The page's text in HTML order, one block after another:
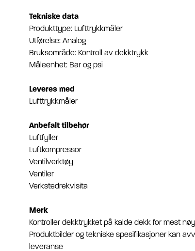
Tekniske data
Produkttype: Lufttrykkmåler
Utførelse: Analog
Bruksområde: Kontroll av dekktrykk
Måleenhet: Bar og psi
Leveres med
Lufttrykkmåler
Anbefalt tilbehør
Luftfyller
Luftkompressor
Ventilverktøy
Ventiler
Verkstedrekvisita
Merk
Kontroller dekktrykket på kalde dekk for mest
Produktbilder og tekniske spesifikasjoner kan
leveranse